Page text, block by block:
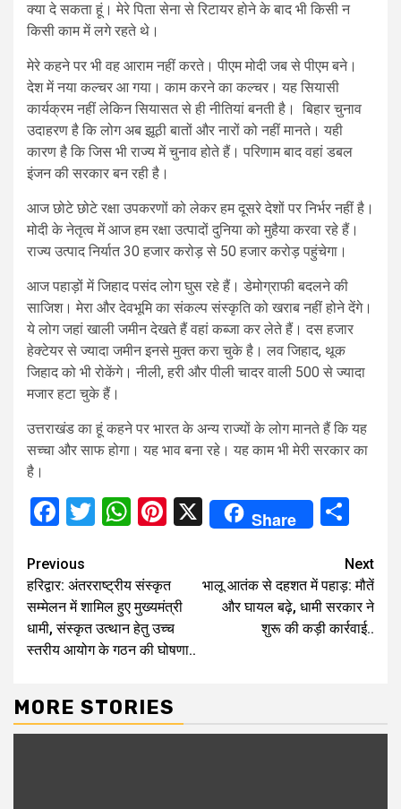
क्या दे सकता हूं। मेरे पिता सेना से रिटायर होने के बाद भी किसी न
किसी काम में लगे रहते थे।
मेरे कहने पर भी वह आराम नहीं करते। पीएम मोदी जब से पीएम बने।
देश में नया कल्चर आ गया। काम करने का कल्चर। यह सियासी
कार्यक्रम नहीं लेकिन सियासत से ही नीतियां बनती है। बिहार चुनाव
उदाहरण है कि लोग अब झूठी बातों और नारों को नहीं मानते। यही
कारण है कि जिस भी राज्य में चुनाव होते हैं। परिणाम बाद वहां डबल
इंजन की सरकार बन रही है।
आज छोटे छोटे रक्षा उपकरणों को लेकर हम दूसरे देशों पर निर्भर नहीं है।
मोदी के नेतृत्व में आज हम रक्षा उत्पादों दुनिया को मुहैया करवा रहे हैं।
राज्य उत्पाद निर्यात 30 हजार करोड़ से 50 हजार करोड़ पहुंचेगा।
आज पहाड़ों में जिहाद पसंद लोग घुस रहे हैं। डेमोग्राफी बदलने की
साजिश। मेरा और देवभूमि का संकल्प संस्कृति को खराब नहीं होने देंगे।
ये लोग जहां खाली जमीन देखते हैं वहां कब्जा कर लेते हैं। दस हजार
हेक्टेयर से ज्यादा जमीन इनसे मुक्त करा चुके है। लव जिहाद, थूक
जिहाद को भी रोकेंगे। नीली, हरी और पीली चादर वाली 500 से ज्यादा
मजार हटा चुके हैं।
उत्तराखंड का हूं कहने पर भारत के अन्य राज्यों के लोग मानते हैं कि यह
सच्चा और साफ होगा। यह भाव बना रहे। यह काम भी मेरी सरकार का
है।
Facebook
Twitter
WhatsApp
Pinterest
X Share
Continue
Reading
Previous
हरिद्वार: अंतरराष्ट्रीय संस्कृत
सम्मेलन में शामिल हुए मुख्यमंत्री
धामी, संस्कृत उत्थान हेतु उच्च
स्तरीय आयोग के गठन की घोषणा..
Next
भालू आतंक से दहशत में पहाड़: मौतें
और घायल बढ़े, धामी सरकार ने
शुरू की कड़ी कार्रवाई..
MORE STORIES